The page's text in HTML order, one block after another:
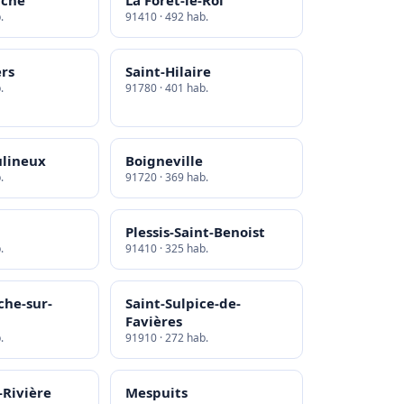
91410 · 492 hab.
Saint-Hilaire
91780 · 401 hab.
Boigneville
91720 · 369 hab.
Plessis-Saint-Benoist
91410 · 325 hab.
sur-
Saint-Sulpice-de-
Favières
91910 · 272 hab.
Mespuits